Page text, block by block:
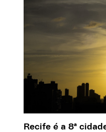
Recife é a 8ª